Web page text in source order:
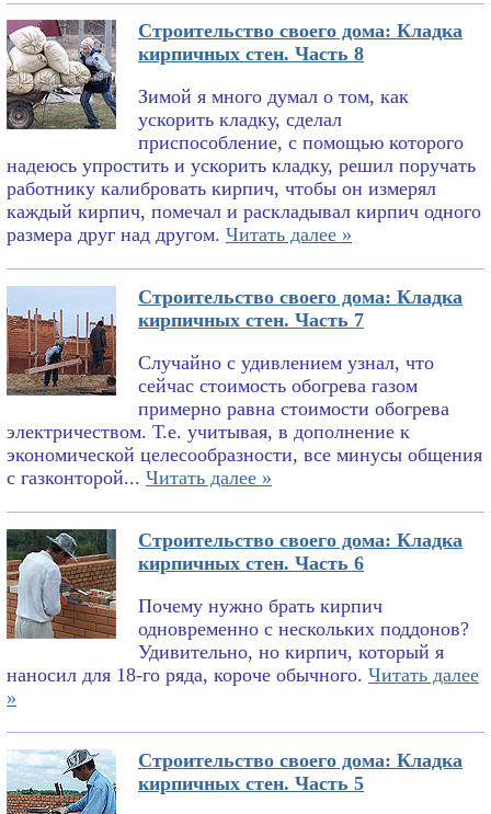
Строительство своего дома: Кладка
кирпичных стен. Часть 8
Зимой я много думал о том, как
ускорить кладку, сделал
приспособление, с помощью которого
надеюсь упростить и ускорить кладку, решил поручать
работнику калибровать кирпич, чтобы он измерял
каждый кирпич, помечал и раскладывал кирпич одного
размера друг над другом. Читать далее »
Строительство своего дома: Кладка
кирпичных стен. Часть 7
Случайно с удивлением узнал, что
сейчас стоимость обогрева газом
примерно равна стоимости обогрева
электричеством. Т.е. учитывая, в дополнение к
экономической целесообразности, все минусы общения
с газконторой... Читать далее »
Строительство своего дома: Кладка
кирпичных стен. Часть 6
Почему нужно брать кирпич
одновременно с нескольких поддонов?
Удивительно, но кирпич, который я
наносил для 18-го ряда, короче обычного. Читать далее
»
Строительство своего дома: Кладка
кирпичных стен. Часть 5